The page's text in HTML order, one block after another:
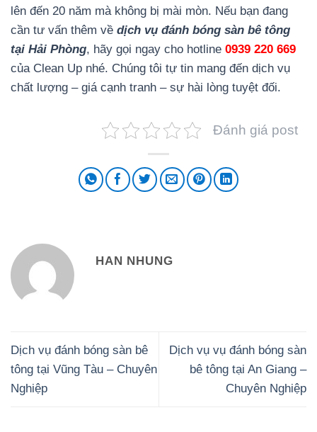
lên đến 20 năm mà không bị mài mòn. Nếu bạn đang
cần tư vấn thêm về dịch vụ đánh bóng sàn bê tông
tại Hải Phòng, hãy gọi ngay cho hotline 0939 220 669
của Clean Up nhé. Chúng tôi tự tin mang đến dịch vụ
chất lượng – giá cạnh tranh – sự hài lòng tuyệt đối.
Đánh giá post
HAN NHUNG
Dịch vụ đánh bóng sàn bê
tông tại Vũng Tàu – Chuyên
Nghiệp
Dịch vụ vụ đánh bóng sàn
bê tông tại An Giang –
Chuyên Nghiệp